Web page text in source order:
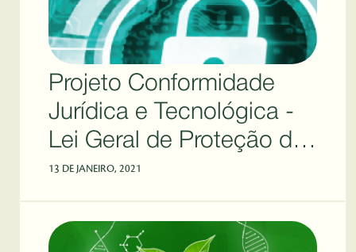
Projeto Conformidade
Jurídica e Tecnológica -
Lei Geral de Proteção de
Dados (LGPD)
13 DE JANEIRO, 2021